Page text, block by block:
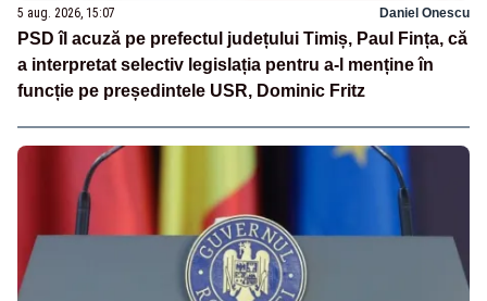
5 aug. 2026, 15:07 Daniel Onescu
PSD îl acuză pe prefectul județului Timiș, Paul Fința, că
a interpretat selectiv legislația pentru a-l menține în
funcție pe președintele USR, Dominic Fritz